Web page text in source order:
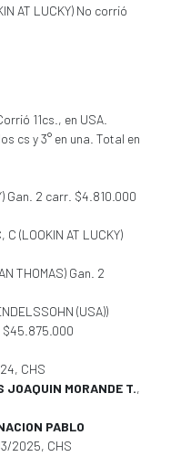
AT LUCKY) No corrió
11cs., en USA.
cs y 3° en una. Total en
Gan. 2 carr. $4.810.000
C (LOOKIN AT LUCKY)
THOMAS) Gan. 2
(USA))
$45.875.000
CHS
JOAQUIN MORANDE T.,
PABLO
2025, CHS